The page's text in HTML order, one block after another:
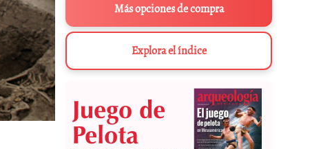
Más opciones de compra
Explora el índice